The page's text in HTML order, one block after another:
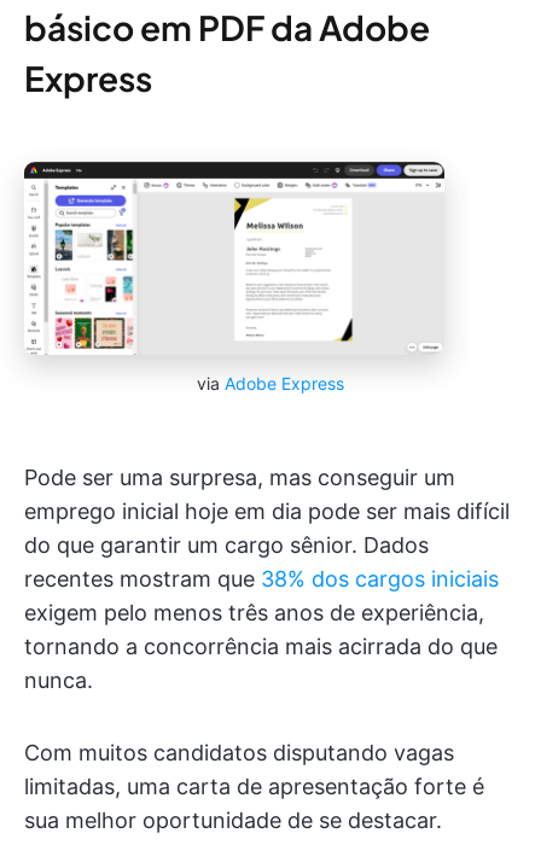
básico em PDF da Adobe
Express
via Adobe Express
Pode ser uma surpresa, mas conseguir um
emprego inicial hoje em dia pode ser mais difícil
do que garantir um cargo sênior. Dados
recentes mostram que 38% dos cargos iniciais
exigem pelo menos três anos de experiência,
tornando a concorrência mais acirrada do que
nunca.
Com muitos candidatos disputando vagas
limitadas, uma carta de apresentação forte é
sua melhor oportunidade de se destacar.